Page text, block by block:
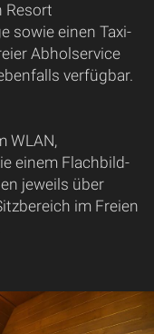
Resort
sowie einen Taxi-
Abholservice
verfügbar.
WLAN,
einem Flachbild-
jeweils über
im Freien